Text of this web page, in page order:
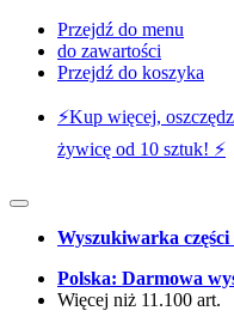
Przejdź do menu
do zawartości
Przejdź do koszyka
⚡️Kup więcej,
żywicę od 10 sztuk! ⚡️
Wyszukiwarka części
Polska: Darmowa
Więcej niż 11.100 art.